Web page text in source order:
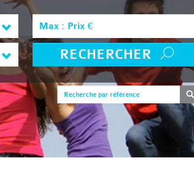
RECHERCHER